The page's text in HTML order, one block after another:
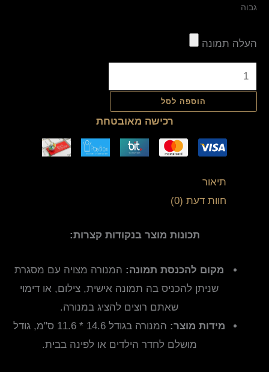
גבוה
העלה תמונה
הוספה לסל
רכישה מאובטחת
תיאור
חוות דעת (0)
תכונות מוצר בנקודות קצרות:
מקום להכנסת תמונה: המנורה מצויה עם מסגרת
שניתן להכניס בה תמונה אישית, צילום, או דימוי
שאתם רוצים להציג במנורה.
מידות מוצר:
המנורה בגודל 14.6 * 11.6 ס"מ, גודל
מושלם לחדר הילדים או לפינה בבית.